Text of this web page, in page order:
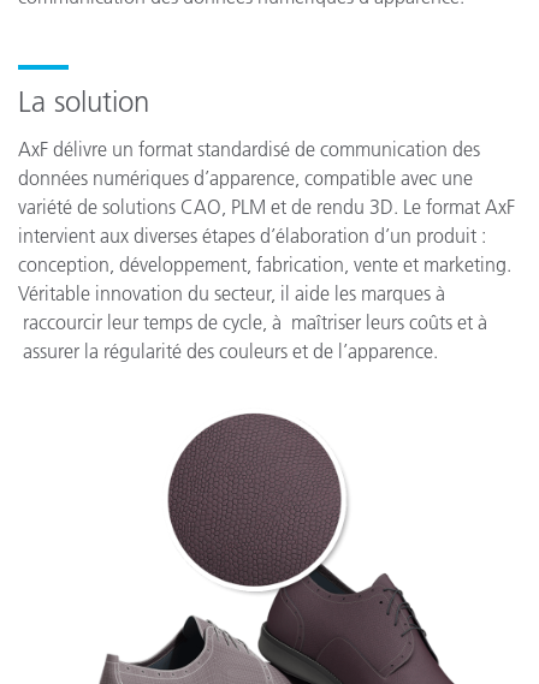
La solution
AxF délivre un format standardisé de communication des
données numériques d’apparence, compatible avec une
variété de solutions CAO, PLM et de rendu 3D. Le format AxF
intervient aux diverses étapes d’élaboration d’un produit :
conception, développement, fabrication, vente et marketing.
Véritable innovation du secteur, il aide les marques à
raccourcir leur temps de cycle, à maîtriser leurs coûts et à
assurer la régularité des couleurs et de l’apparence.